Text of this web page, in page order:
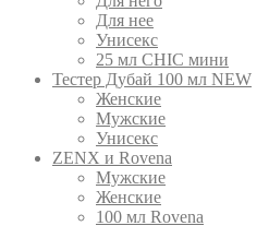
Для нее
Унисекс
25 мл CHIC мини
Тестер Дубай 100 мл NEW
Женские
Мужские
Унисекс
ZENX и Rovena
Мужские
Женские
100 мл Rovena